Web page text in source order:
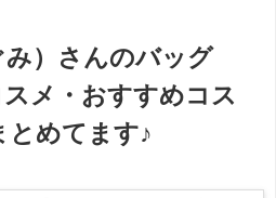
み）さんのバッグ
メ・おすすめコス
とめてます♪